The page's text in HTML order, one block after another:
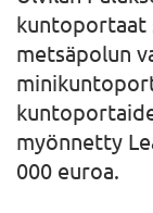
kuntoportaat
metsäpolun
myönnetty
000 euroa.